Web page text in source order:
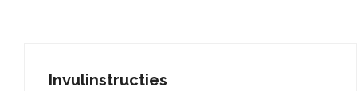
Invulinstructies